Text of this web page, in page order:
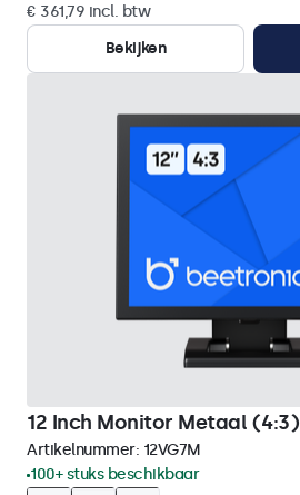
€ 361,79 incl. btw
Bekijken
12 Inch Monitor Metaal (4:3)
Artikelnummer: 12VG7M
100+ stuks beschikbaar